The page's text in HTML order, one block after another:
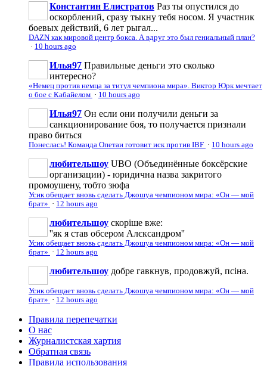
Константин Елистратов Раз ты опустился до
оскорблений, сразу тыкну тебя носом. Я участник
боевых действий, 6 лет рыгал...
DAZN как мировой центр бокса. А вдруг это был гениальный план?
· 10 hours ago
Илья97 Правильные деньги это сколько
интересно?
«Немец против немца за титул чемпиона мира». Виктор Юрк мечтает
о бое с Кабайелом · 10 hours ago
Илья97 Он если они получили деньги за
санкционирование боя, то получается признали
право биться
Понеслась! Команда Опетаи готовит иск против IBF · 10 hours ago
любительшоу UBO (Объединённые боксёрские
организации) - юридична назва закритого
промоушену, тобто зюфа
Усик обещает вновь сделать Джошуа чемпионом мира: «Он — мой
брат» · 12 hours ago
любительшоу скоріше вже:
''як я став обсером Алєксандром''
Усик обещает вновь сделать Джошуа чемпионом мира: «Он — мой
брат» · 12 hours ago
любительшоу добре гавкнув, продовжуй, псіна.
Усик обещает вновь сделать Джошуа чемпионом мира: «Он — мой
брат» · 12 hours ago
Правила перепечатки
О нас
Журналистская хартия
Обратная связь
Правила использования